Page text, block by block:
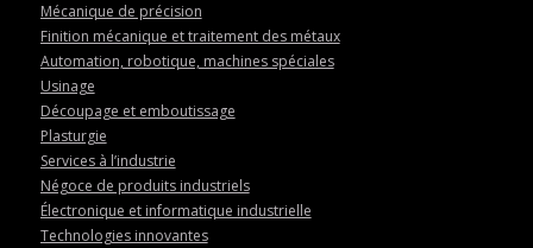
Mécanique de précision
Finition mécanique et traitement des métaux
Automation, robotique, machines spéciales
Usinage
Découpage et emboutissage
Plasturgie
Services à l’industrie
Négoce de produits industriels
Électronique et informatique industrielle
Technologies innovantes